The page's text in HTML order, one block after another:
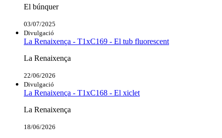
El búnquer
03/07/2025
Divulgació
La Renaixença - T1xC169 - El tub fluorescent
La Renaixença
22/06/2026
Divulgació
La Renaixença - T1xC168 - El xiclet
La Renaixença
18/06/2026